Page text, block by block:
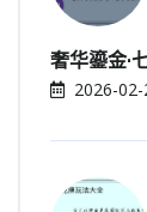
奢华鎏金·
2026-